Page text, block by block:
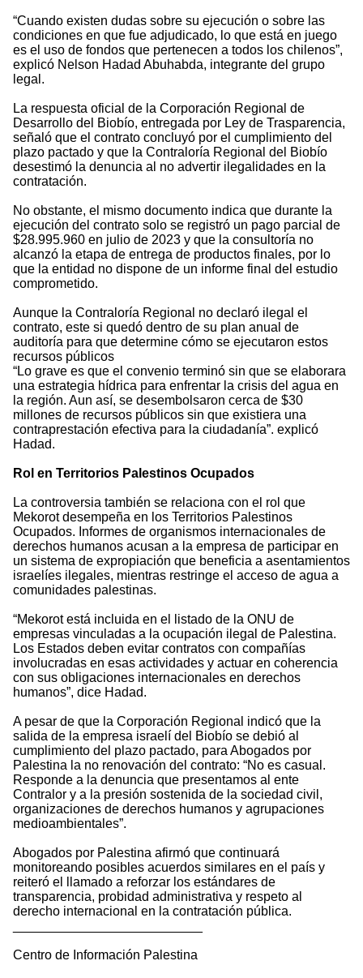
“Cuando existen dudas sobre su ejecución o sobre las
condiciones en que fue adjudicado, lo que está en juego
es el uso de fondos que pertenecen a todos los chilenos”,
explicó Nelson Hadad Abuhabda, integrante del grupo
legal.
La respuesta oficial de la Corporación Regional de
Desarrollo del Biobío, entregada por Ley de Trasparencia,
señaló que el contrato concluyó por el cumplimiento del
plazo pactado y que la Contraloría Regional del Biobío
desestimó la denuncia al no advertir ilegalidades en la
contratación.
No obstante, el mismo documento indica que durante la
ejecución del contrato solo se registró un pago parcial de
$28.995.960 en julio de 2023 y que la consultoría no
alcanzó la etapa de entrega de productos finales, por lo
que la entidad no dispone de un informe final del estudio
comprometido.
Aunque la Contraloría Regional no declaró ilegal el
contrato, este si quedó dentro de su plan anual de
auditoría para que determine cómo se ejecutaron estos
recursos públicos
“Lo grave es que el convenio terminó sin que se elaborara
una estrategia hídrica para enfrentar la crisis del agua en
la región. Aun así, se desembolsaron cerca de $30
millones de recursos públicos sin que existiera una
contraprestación efectiva para la ciudadanía”. explicó
Hadad.
Rol en Territorios Palestinos Ocupados
La controversia también se relaciona con el rol que
Mekorot desempeña en los Territorios Palestinos
Ocupados. Informes de organismos internacionales de
derechos humanos acusan a la empresa de participar en
un sistema de expropiación que beneficia a asentamientos
israelíes ilegales, mientras restringe el acceso de agua a
comunidades palestinas.
“Mekorot está incluida en el listado de la ONU de
empresas vinculadas a la ocupación ilegal de Palestina.
Los Estados deben evitar contratos con compañías
involucradas en esas actividades y actuar en coherencia
con sus obligaciones internacionales en derechos
humanos”, dice Hadad.
A pesar de que la Corporación Regional indicó que la
salida de la empresa israelí del Biobío se debió al
cumplimiento del plazo pactado, para Abogados por
Palestina la no renovación del contrato: “No es casual.
Responde a la denuncia que presentamos al ente
Contralor y a la presión sostenida de la sociedad civil,
organizaciones de derechos humanos y agrupaciones
medioambientales”.
Abogados por Palestina afirmó que continuará
monitoreando posibles acuerdos similares en el país y
reiteró el llamado a reforzar los estándares de
transparencia, probidad administrativa y respeto al
derecho internacional en la contratación pública.
Centro de Información Palestina